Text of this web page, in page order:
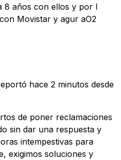
8 años con ellos y por l
Movistar y agur aO2
hace 2 minutos desde
de poner reclamaciones
sin dar una respuesta y
intempestivas para
exigimos soluciones y